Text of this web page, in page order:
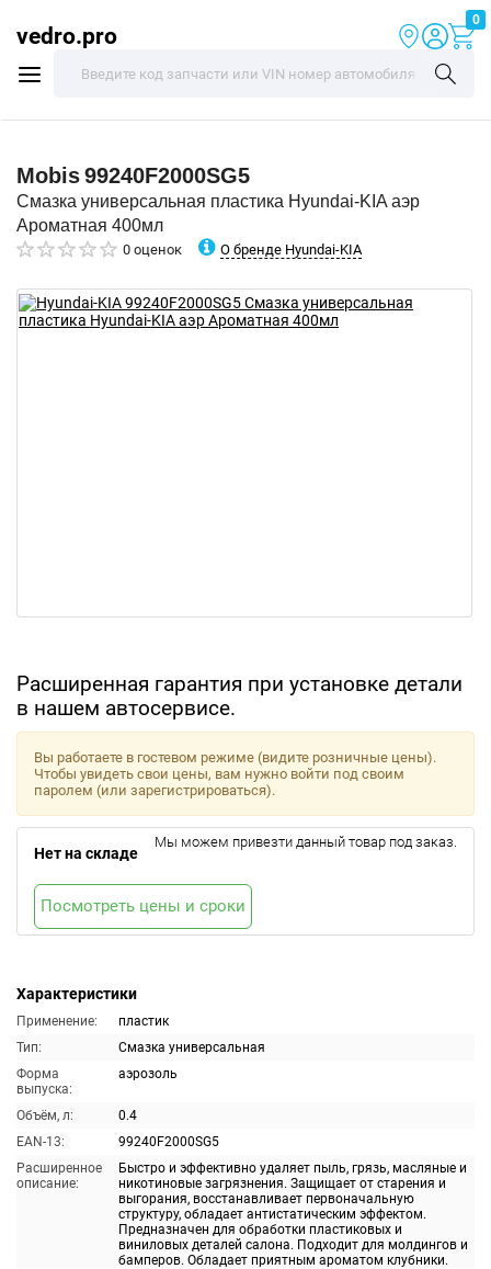
vedro.pro
0
Mobis99240F2000SG5
Смазка универсальная пластика Hyundai-KIA аэр
Ароматная 400мл
0 оценок О бренде Hyundai-KIA
Расширенная гарантия при установке детали
в нашем автосервисе.
Характеристики
Применение:
пластик
Тип:
Смазка универсальная
Форма
выпуска:
аэрозоль
Объём, л:
0.4
EAN-13:
99240F2000SG5
Расширенное
описание:
Быстро и эффективно удаляет пыль, грязь, масляные и
никотиновые загрязнения. Защищает от старения и
выгорания, восстанавливает первоначальную
структуру, обладает антистатическим эффектом.
Предназначен для обработки пластиковых и
виниловых деталей салона. Подходит для молдингов и
бамперов. Обладает приятным ароматом клубники.
Вы работаете в гостевом режиме (видите розничные цены).
Чтобы увидеть свои цены, вам нужно войти под своим
паролем (или зарегистрироваться).
Нет на складе
Мы можем привезти данный товар под заказ.
Посмотреть цены и сроки